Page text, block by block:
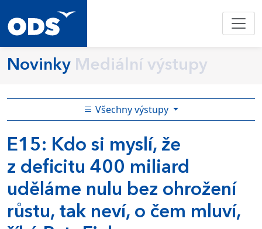
Novinky Mediální výstupy
Všechny výstupy
E15: Kdo si myslí, že
z deficitu 400 miliard
uděláme nulu bez ohrožení
růstu, tak neví, o čem mluví,